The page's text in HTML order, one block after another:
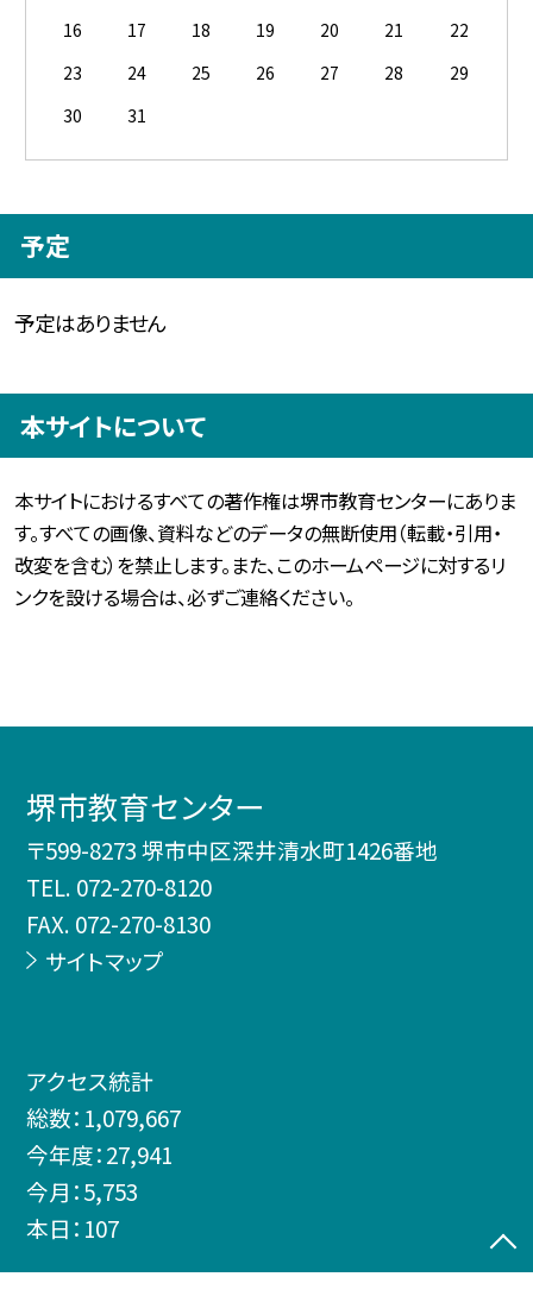
16
17 18 19 20 21
22
23
24 25 26 27 28
29
30
31
予定
予定はありません
本サイトについて
本サイトにおけるすべての著作権は堺市教育センターにありま
す。すべての画像、資料などのデータの無断使用（転載・引用・
改変を含む）を禁止します。また、このホームページに対するリ
ンクを設ける場合は、必ずご連絡ください。
堺市教育センター
〒599-8273 堺市中区深井清水町1426番地
TEL. 072-270-8120
FAX. 072-270-8130
サイトマップ
アクセス統計
総数： 1,079,667
今年度：27,941
今月：5,753
本日： 107